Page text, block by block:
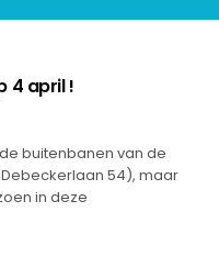
4 april !
buitenbanen van de
54), maar
in deze